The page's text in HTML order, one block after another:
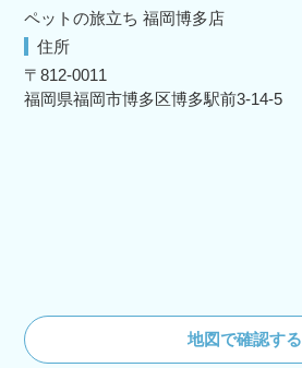
ペットの旅立ち 福岡博多店
住所
〒812-0011
福岡県福岡市博多区博多駅前3-14-5
地図で確認する